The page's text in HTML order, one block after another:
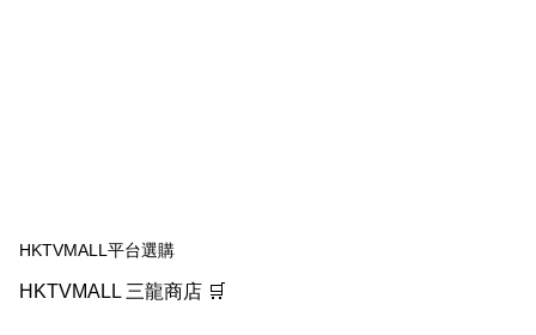
HKTVMALL平台選購
HKTVMALL 三龍商店 🛒